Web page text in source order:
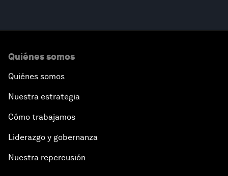
Quiénes somos
Quiénes somos
Nuestra estrategia
Cómo trabajamos
Liderazgo y gobernanza
Nuestra repercusión